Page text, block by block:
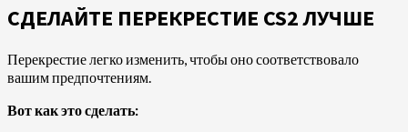
СДЕЛАЙТЕ ПЕРЕКРЕСТИЕ CS2 ЛУЧШЕ
Перекрестие легко изменить, чтобы оно соответствовало
вашим предпочтениям.
Вот как это сделать: